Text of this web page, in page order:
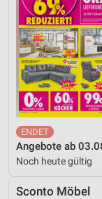
Angebote ab
Noch heute gültig
Sconto Möbel